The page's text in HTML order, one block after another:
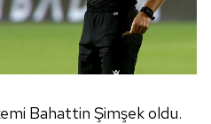
Bahattin Şimşek oldu.